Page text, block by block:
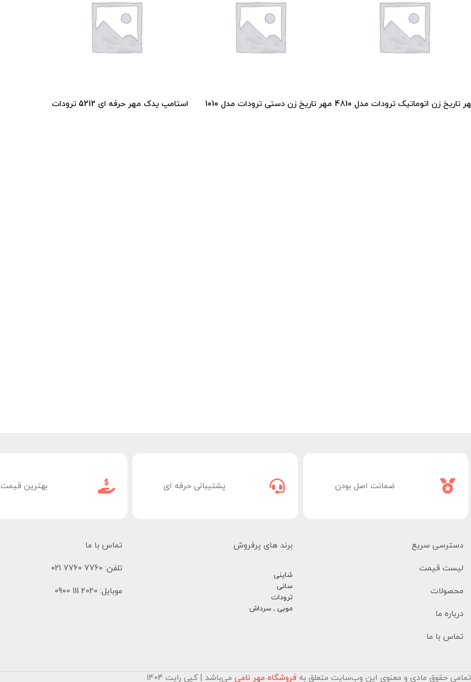
تاریخ زن اتوماتیک ترودات مدل 4810 مهر تاریخ زن دستی ترودات مدل 1010 استامپ یدک مهر حرفه ای 5212 ترودات
بهترین قیمت پشتیبانی حرفه ای ضمانت اصل بودن
تماس با ما
تلفن: 7760 7760 021
موبایل: 2020 111 0900
برند های پرفروش
شاینی
سانی
ترودات
موبی , سرداش
دسترسی سریع
لیست قیمت
محصولات
درباره ما
تماس با ما
تمامی حقوق مادی و معنوی این وب‌سایت متعلق به فروشگاه مهر نامی می‌باشد | کپی رایت 1404